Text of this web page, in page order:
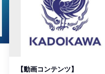
【動画コンテンツ】